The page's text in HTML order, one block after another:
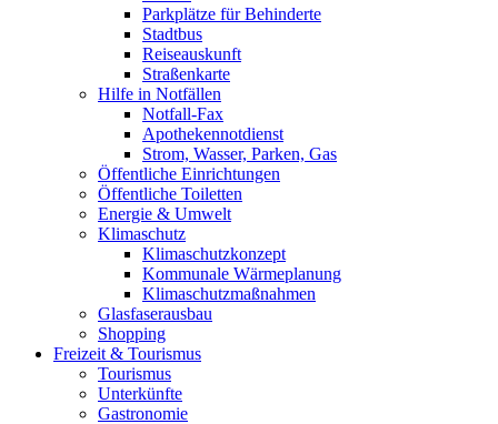
Parkplätze für Behinderte
Stadtbus
Reiseauskunft
Straßenkarte
Hilfe in Notfällen
Notfall-Fax
Apothekennotdienst
Strom, Wasser, Parken, Gas
Öffentliche Einrichtungen
Öffentliche Toiletten
Energie & Umwelt
Klimaschutz
Klimaschutzkonzept
Kommunale Wärmeplanung
Klimaschutzmaßnahmen
Glasfaserausbau
Shopping
Freizeit & Tourismus
Tourismus
Unterkünfte
Gastronomie